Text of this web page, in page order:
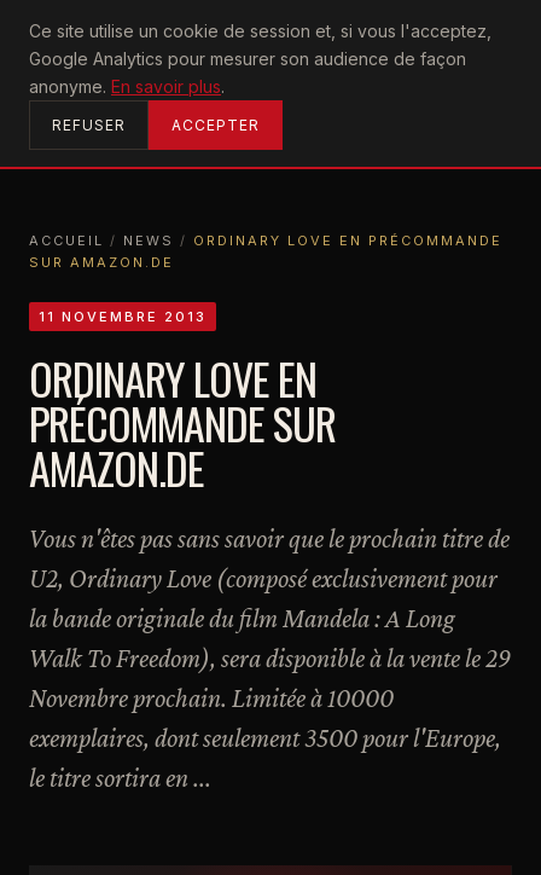
Ce site utilise un cookie de session et, si vous l'acceptez,
Google Analytics pour mesurer son audience de façon
anonyme. En savoir plus.
REFUSER ACCEPTER
U2achtung
ACCUEIL
ACCUEIL / NEWS / ORDINARY LOVE EN PRÉCOMMANDE
SUR AMAZON.DE
11 NOVEMBRE 2013
ORDINARY LOVE EN
PRÉCOMMANDE SUR
AMAZON.DE
Vous n'êtes pas sans savoir que le prochain titre de
U2, Ordinary Love (composé exclusivement pour
la bande originale du film Mandela : A Long
Walk To Freedom), sera disponible à la vente le 29
Novembre prochain. Limitée à 10000
exemplaires, dont seulement 3500 pour l'Europe,
le titre sortira en ...